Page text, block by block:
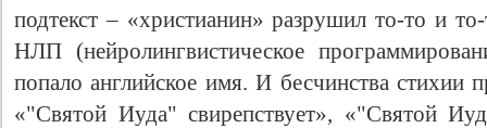
подтекст – «христианин» разрушил то-то и
НЛП (нейролингвистическое
попало английское имя. И бесчинства стихии
«"Святой Иуда" свирепствует», «"Святой